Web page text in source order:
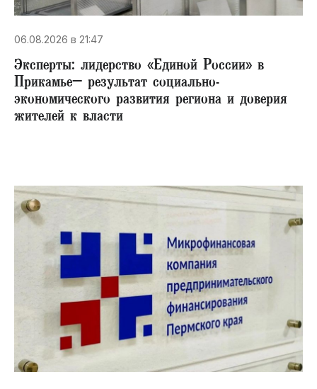
06.08.2026 в 21:47
Эксперты: лидерство «Единой России» в
Прикамье– результат социально-
экономического развития региона и доверия
жителей к власти